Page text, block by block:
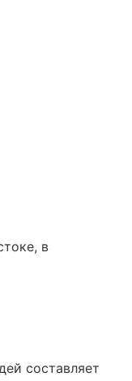
в
составляет